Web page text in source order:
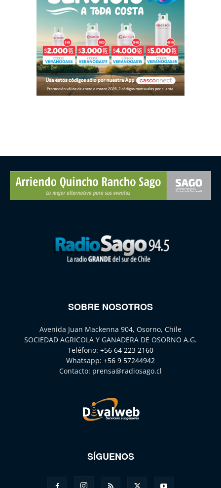
SOBRE NOSOTROS
Avenida Juan Mackenna 904, Osorno, Chile
SOCIEDAD AGRICOLA Y GANADERA DE OSORNO A.G.
Teléfono: +56 64 223 2160
Whatsapp: +56 9 57244942
Contacto: prensa@radiosago.cl
SÍGUENOS